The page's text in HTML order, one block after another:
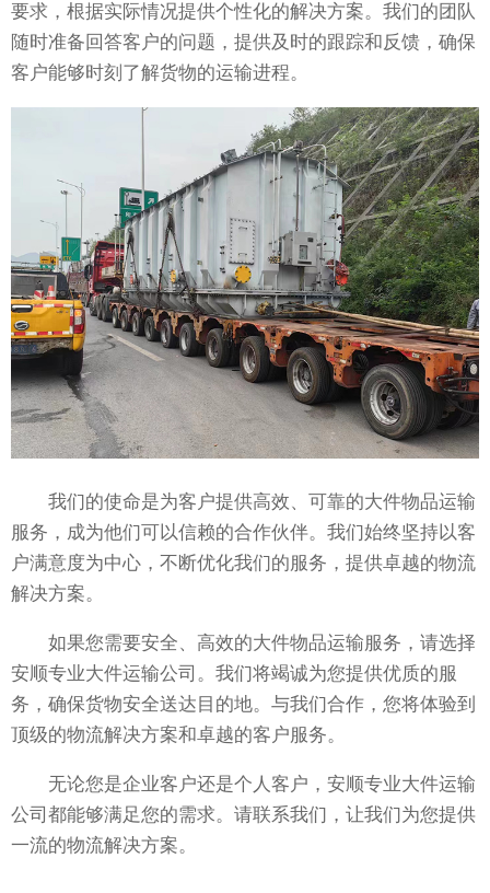
要求，根据实际情况提供个性化的解决方案。我们的团队
随时准备回答客户的问题，提供及时的跟踪和反馈，确保
客户能够时刻了解货物的运输进程。
我们的使命是为客户提供高效、可靠的大件物品运输
服务，成为他们可以信赖的合作伙伴。我们始终坚持以客
户满意度为中心，不断优化我们的服务，提供卓越的物流
解决方案。
如果您需要安全、高效的大件物品运输服务，请选择
安顺专业大件运输公司。我们将竭诚为您提供优质的服
务，确保货物安全送达目的地。与我们合作，您将体验到
顶级的物流解决方案和卓越的客户服务。
无论您是企业客户还是个人客户，安顺专业大件运输
公司都能够满足您的需求。请联系我们，让我们为您提供
一流的物流解决方案。